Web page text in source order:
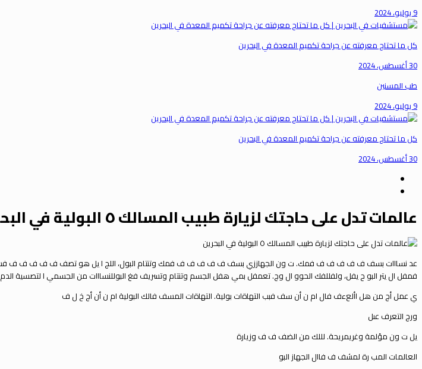
9 يوليو، 2024
كل ما تحتاج معرفته عن جراحة تكميم المعدة في البحرين
30 أغسطس، 2024
طب المسنين
9 يوليو، 2024
كل ما تحتاج معرفته عن جراحة تكميم المعدة في البحرين
30 أغسطس، 2024
عالمات تدل على حاجتك لزيارة طبيب المسالك ٥ البولية في البحرين
عد نسااات بسف ف ف ف ف ف فمك.ت ون الجهاززي بسف ف ف ف ف ف فمك وتنتام البول، اللج ايل هو تصف ف ف ف ف ف فسية
فمفل ال يت البو ح يفل، ولفللفك الحوو ال وج.تعمفل بمي هفل الجسم وتنتام وتسريف فغ البوللنسااات من الجسمي ا لتصسية
يعمل أج من هل األعءف فال ام ن أن سف فبب التهاةات بولية.التهاةات المسف فالك البولية ام ن أنأج خ ل ف
ورج التعرف عىل
يل ت ون مؤلمة وغريمريحة. لللك من الضف ف ف وزيارة
العالمات المب رة لمشف ف فاال الجهاز البو